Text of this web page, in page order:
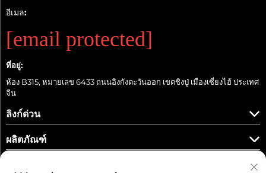
อีเมล:
[email protected]
ที่อยู่:
ห้อง B315, หมายเลข 6433 ถนนอิงกังตะวันออก เขตชิงปู่ เมืองเซี่ยงไฮ้ ประเทศ
จีน
ลิงก์ด่วน
ผลิตภัณฑ์